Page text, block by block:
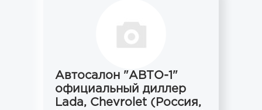
Автосалон "АВТО-1"
официальный диллер
Lada, Chevrolet (Россия,